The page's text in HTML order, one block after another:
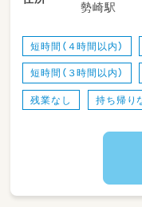
・児童のみ
・ワークバ
す。
勢崎駅
短時間（４時間以内）
短時間（３時間以内）
残業なし 持ち帰り